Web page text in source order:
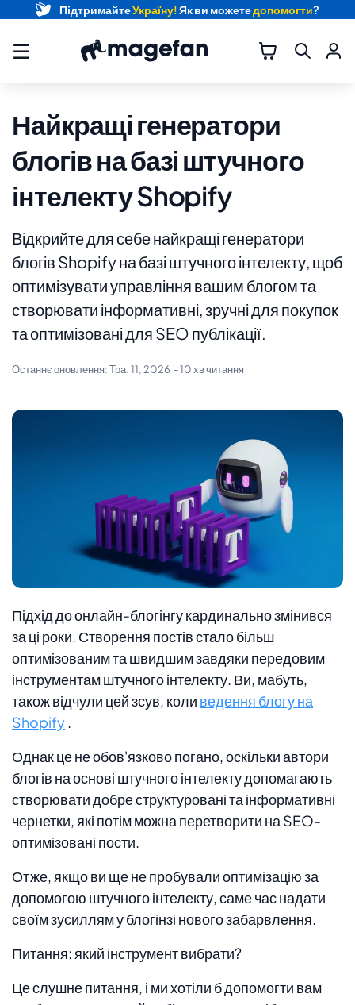
☰
Найкращі генератори
блогів на базі штучного
інтелекту Shopify
Відкрийте для себе найкращі генератори
блогів Shopify на базі штучного інтелекту, щоб
оптимізувати управління вашим блогом та
створювати інформативні, зручні для покупок
та оптимізовані для SEO публікації.
Останнє оновлення:Тра. 11, 2026 - 10 хв читання
Підхід до онлайн-блогінгу кардинально змінився
за ці роки. Створення постів стало більш
оптимізованим та швидшим завдяки передовим
інструментам штучного інтелекту. Ви, мабуть,
також відчули цей зсув, коли ведення блогу на
Shopify.
Однак це не обов'язково погано, оскільки автори
блогів на основі штучного інтелекту допомагають
створювати добре структуровані та інформативні
чернетки, які потім можна перетворити на SEO-
оптимізовані пости.
Отже, якщо ви ще не пробували оптимізацію за
допомогою штучного інтелекту, саме час надати
своїм зусиллям у блогінзі нового забарвлення.
Питання: який інструмент вибрати?
Це слушне питання, і ми хотіли б допомогти вам
ПідтримайтеУкраїну!Як ви можетедопомогти?